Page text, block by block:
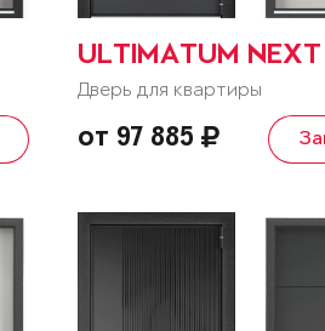
ULTIMATUM NEXT
Дверь для квартиры
от 97 885